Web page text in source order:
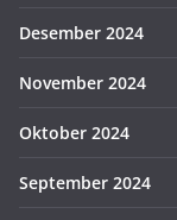
Desember 2024
November 2024
Oktober 2024
September 2024